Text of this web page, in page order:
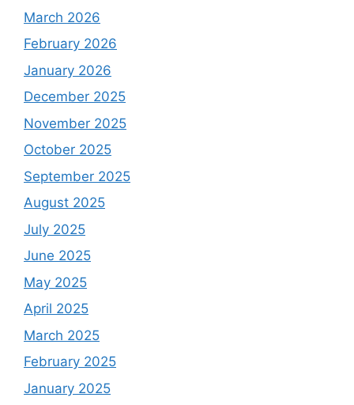
March 2026
February 2026
January 2026
December 2025
November 2025
October 2025
September 2025
August 2025
July 2025
June 2025
May 2025
April 2025
March 2025
February 2025
January 2025